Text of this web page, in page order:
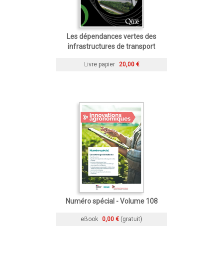
Les dépendances vertes des
infrastructures de transport
Livre papier 20,00 €
Numéro spécial - Volume 108
eBook 0,00 € (gratuit)